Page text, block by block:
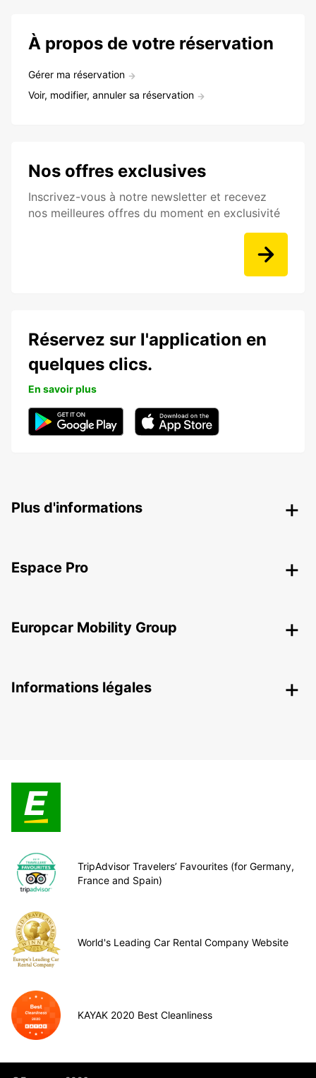
À propos de votre réservation
Gérer ma réservation
Voir, modifier, annuler sa réservation
Nos offres exclusives
Inscrivez-vous à notre newsletter et recevez
nos meilleures offres du moment en exclusivité
Réservez sur l'application en
quelques clics.
En savoir plus
Plus d'informations
Espace Pro
Europcar Mobility Group
Informations légales
TripAdvisor Travelers’ Favourites (for Germany,
France and Spain)
World's Leading Car Rental Company Website
KAYAK 2020 Best Cleanliness